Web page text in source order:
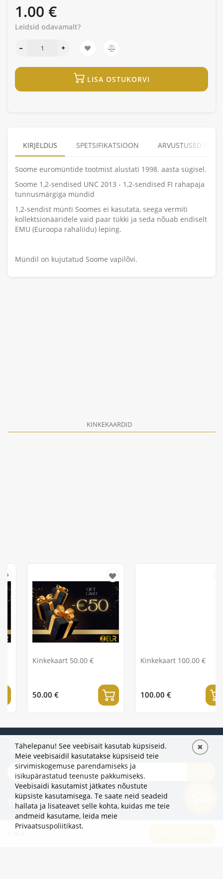
1.00 €
Leidsid odavamalt?
LISA OSTUKORVI
KIRJELDUS SPETSIFIKATSIOON ARVUSTUSED (0)
Soome euromüntide tootmist alustati 1998. aasta sügisel.
Soome 1,2-sendised UNC 2013 - 1,2-sendised FI rahapaja
tunnusmärgiga mündid
1,2-sendist münti Soomes ei kasutata, seega vermiti
kollektsionääridele vaid paar tükki ja seda nõuab endiselt
EMU (Euroopa rahaliidu) leping.
Mündil on kujutatud Soome vapilõvi.
KINKEKAARDID
Kinkekaart 50.00 €
50.00 €
Kinkekaart 100.00 €
100.00 €
pakkumistest ja uudistest!
TEAVE
LISAKS
Tähelepanu! See veebisait kasutab küpsiseid.
Meie veebisaidil kasutatakse küpsiseid teie
sirvimiskogemuse parendamiseks ja
isikupärastatud teenuste pakkumiseks.
Veebisaidi kasutamist jätkates nõustute
küpsiste kasutamisega. Te saate neid seadeid
hallata ja lisateavet selle kohta, kuidas me teie
andmeid kasutame, leida meie
Privaatsuspoliitikast.
✖